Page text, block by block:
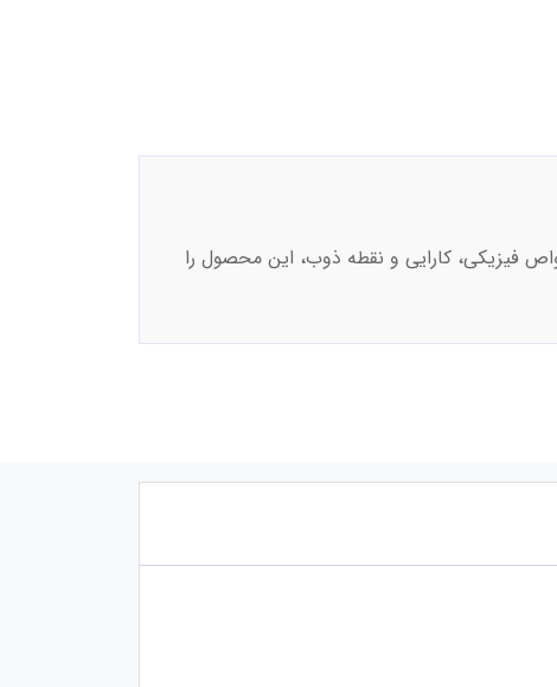
فیزیکی، کارایی و نقطه ذوب، این محصول را